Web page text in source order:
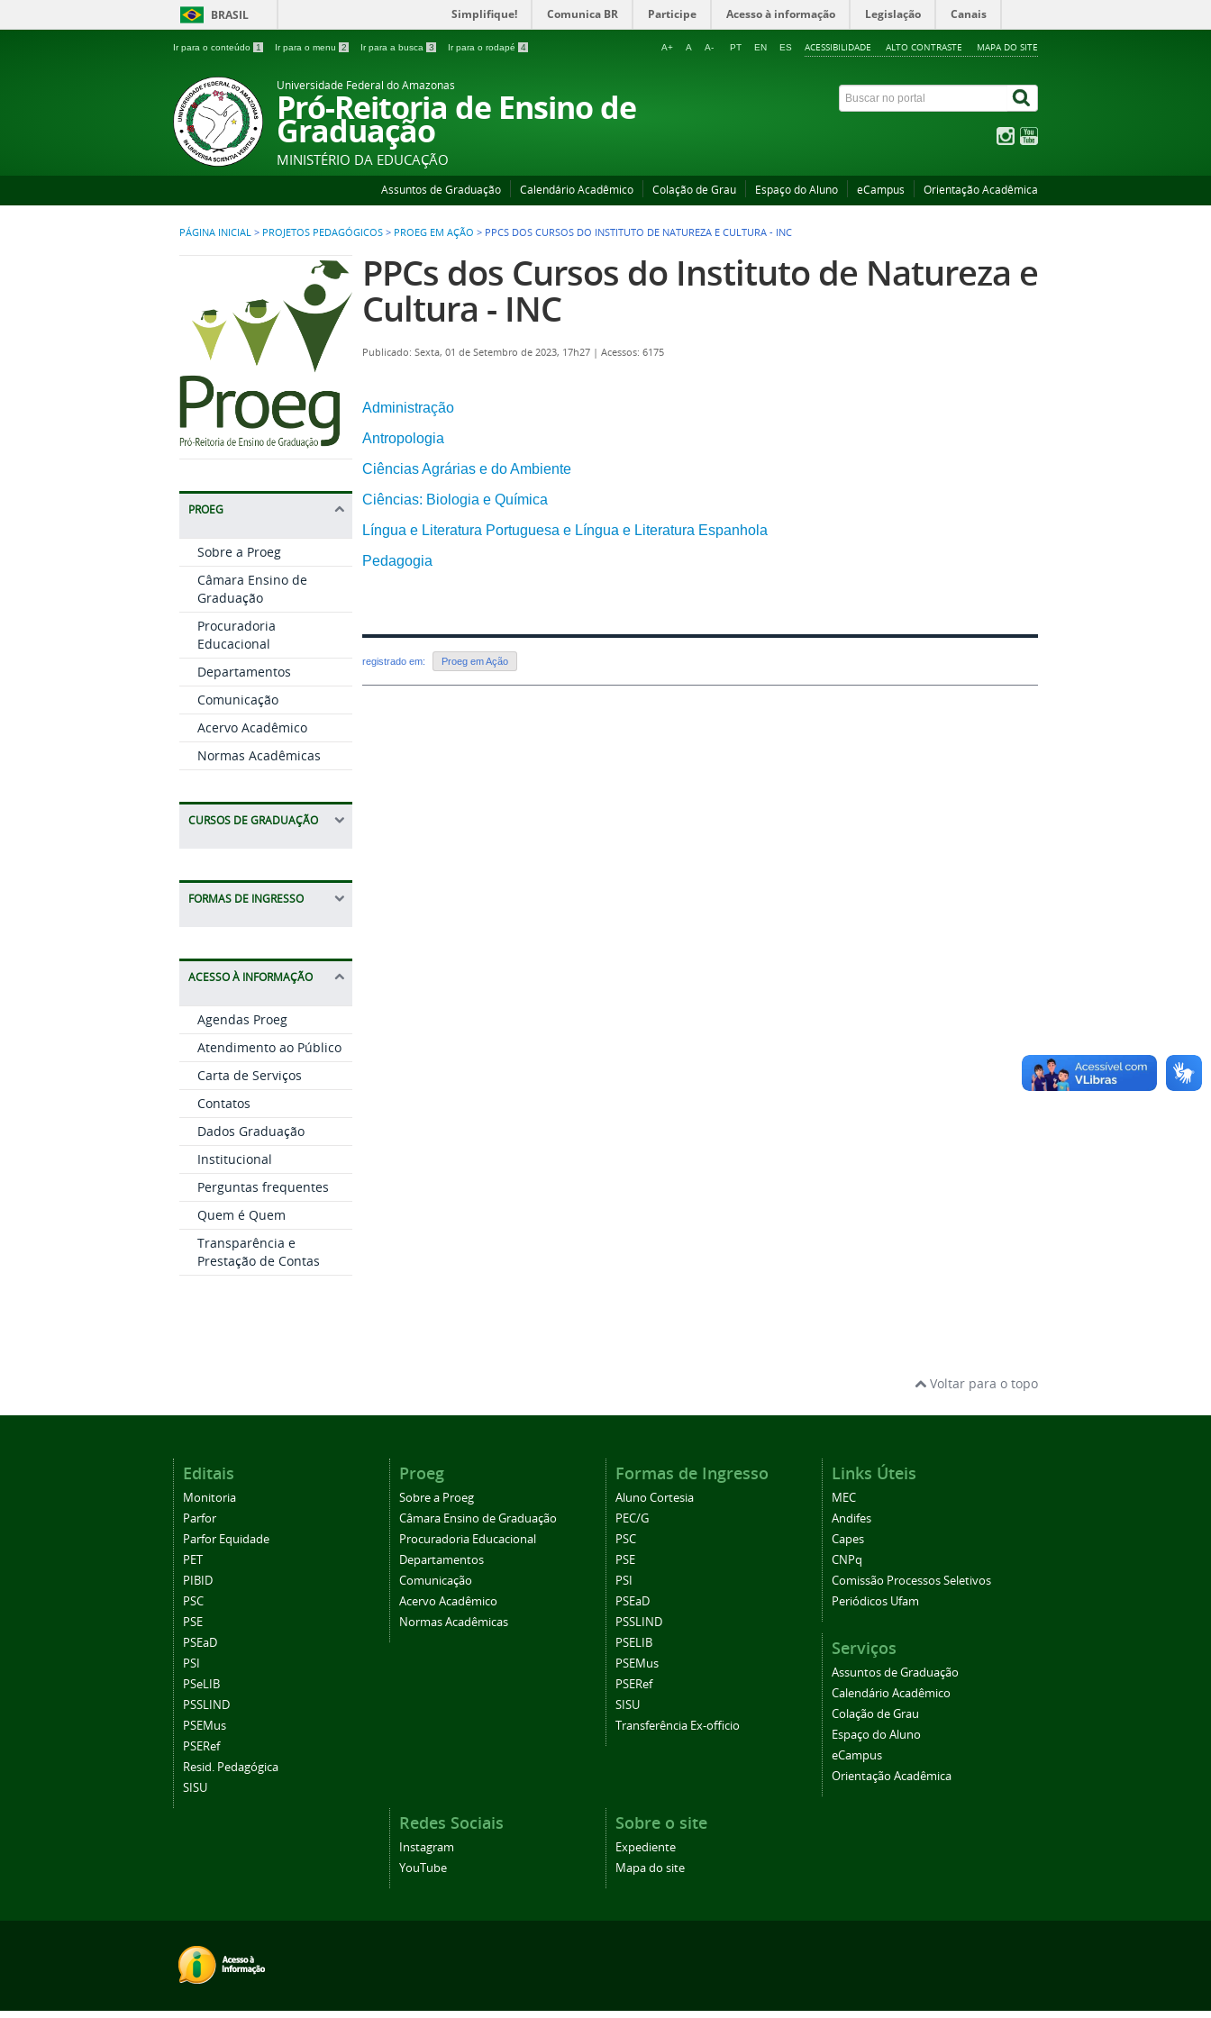
BRASIL Simplifique! Comunica BR Participe Acesso à informação Legislação Canais
Ir para o conteúdo 1 Ir para o menu 2 Ir para a busca 3 Ir para o rodapé 4 ACESSIBILIDADE ALTO CONTRASTE MAPA DO SITE
A+ A A- PT EN ES
Universidade Federal do Amazonas
Pró-Reitoria de Ensino de
Graduação
MINISTÉRIO DA EDUCAÇÃO
Assuntos de Graduação Calendário Acadêmico Colação de Grau Espaço do Aluno eCampus Orientação Acadêmica
PÁGINA INICIAL > PROJETOS PEDAGÓGICOS > PROEG EM AÇÃO > PPCS DOS CURSOS DO INSTITUTO DE NATUREZA E CULTURA - INC
PROEG
Sobre a Proeg
Câmara Ensino de
Graduação
Procuradoria
Educacional
Departamentos
Comunicação
Acervo Acadêmico
Normas Acadêmicas
CURSOS DE GRADUAÇÃO
FORMAS DE INGRESSO
ACESSO À INFORMAÇÃO
Agendas Proeg
Atendimento ao Público
Carta de Serviços
Contatos
Dados Graduação
Institucional
Perguntas frequentes
Quem é Quem
Transparência e
Prestação de Contas
PPCs dos Cursos do Instituto de Natureza e
Cultura - INC
Publicado: Sexta, 01 de Setembro de 2023, 17h27 | Acessos: 6175
Administração
Antropologia
Ciências Agrárias e do Ambiente
Ciências: Biologia e Química
Língua e Literatura Portuguesa e Língua e Literatura Espanhola
Pedagogia
registrado em: Proeg em Ação
Voltar para o topo
Editais
Monitoria
Parfor
Parfor Equidade
PET
PIBID
PSC
PSE
PSEaD
PSI
PSeLIB
PSSLIND
PSEMus
PSERef
Resid. Pedagógica
SISU
Proeg
Sobre a Proeg
Câmara Ensino de Graduação
Procuradoria Educacional
Departamentos
Comunicação
Acervo Acadêmico
Normas Acadêmicas
Formas de Ingresso
Aluno Cortesia
PEC/G
PSC
PSE
PSI
PSEaD
PSSLIND
PSELIB
PSEMus
PSERef
SISU
Transferência Ex-officio
Links Úteis
MEC
Andifes
Capes
CNPq
Comissão Processos Seletivos
Periódicos Ufam
Serviços
Assuntos de Graduação
Calendário Acadêmico
Colação de Grau
Espaço do Aluno
eCampus
Orientação Acadêmica
Redes Sociais
Instagram
YouTube
Sobre o site
Expediente
Mapa do site